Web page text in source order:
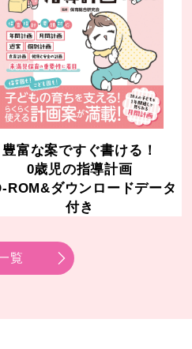
豊富な案ですぐ書ける！
0歳児の指導計画
ROM&ダウンロードデータ
付き
覧